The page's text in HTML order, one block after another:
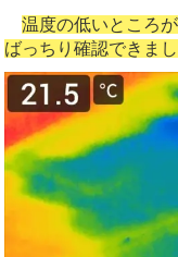
温度の低いところ
ばっちり確認できまし